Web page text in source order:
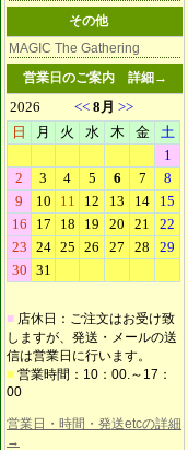
その他
MAGIC The Gathering
営業日のご案内 詳細→
■ 店休日：ご注文はお受け致
しますが、発送・メールの送
信は営業日に行います。
■ 営業時間：10：00.～17：
00
営業日・時間・発送etcの詳細
→